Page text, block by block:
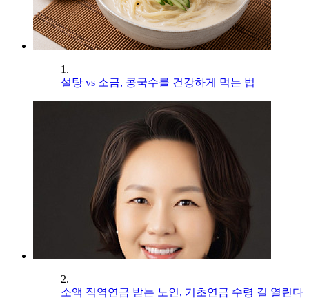
1.
설탕 vs 소금, 콩국수를 건강하게 먹는 법
2.
소액 직역연금 받는 노인, 기초연금 수령 길 열린다